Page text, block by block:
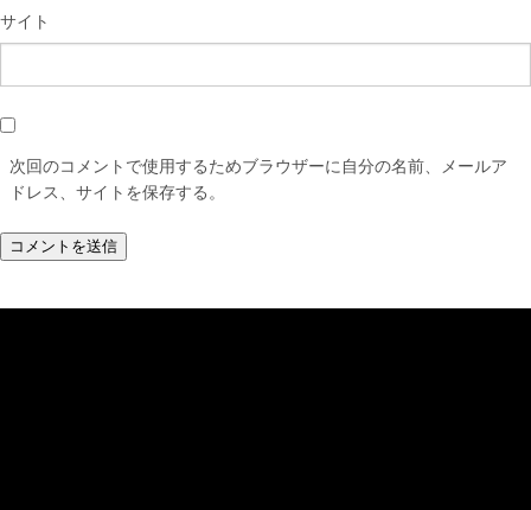
サイト
次回のコメントで使用するためブラウザーに自分の名前、メールア
ドレス、サイトを保存する。